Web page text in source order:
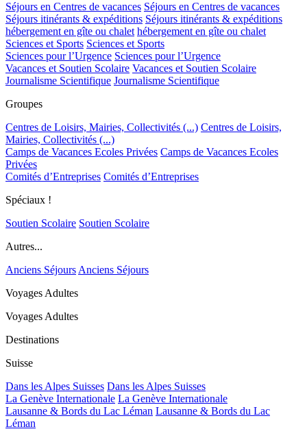
Séjours en Centres de vacances Séjours en Centres de vacances
Séjours itinérants & expéditions Séjours itinérants & expéditions
hébergement en gîte ou chalet hébergement en gîte ou chalet
Sciences et Sports Sciences et Sports
Sciences pour l’Urgence Sciences pour l’Urgence
Vacances et Soutien Scolaire Vacances et Soutien Scolaire
Journalisme Scientifique Journalisme Scientifique
Groupes
Centres de Loisirs, Mairies, Collectivités (...) Centres de Loisirs,
Mairies, Collectivités (...)
Camps de Vacances Ecoles Privées Camps de Vacances Ecoles
Privées
Comités d’Entreprises Comités d’Entreprises
Spéciaux !
Soutien Scolaire Soutien Scolaire
Autres...
Anciens SéjoursAnciens Séjours
Voyages Adultes
Voyages Adultes
Destinations
Suisse
Dans les Alpes Suisses Dans les Alpes Suisses
La Genève Internationale La Genève Internationale
Lausanne & Bords du Lac Léman Lausanne & Bords du Lac
Léman